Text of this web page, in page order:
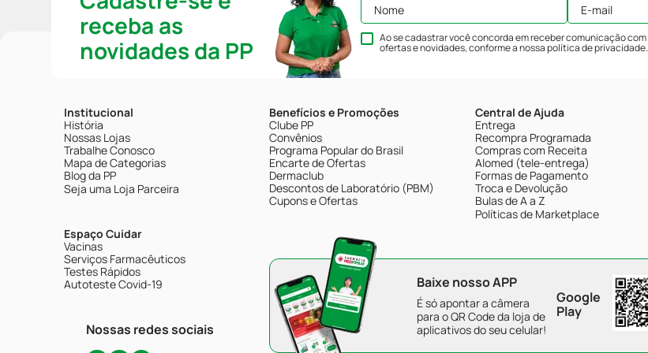
receba as
novidades da PP
Ao se cadastrar você concorda em receber comunicação com
ofertas e novidades, conforme a nossapolítica de privacidade.
Institucional
História
Nossas Lojas
Trabalhe Conosco
Mapa de Categorias
Blog da PP
Seja uma Loja Parceira
Espaço Cuidar
Vacinas
Serviços Farmacêuticos
Testes Rápidos
Autoteste Covid-19
Nossas redes sociais
Benefícios e Promoções
Clube PP
Convênios
Programa Popular do Brasil
Encarte de Ofertas
Dermaclub
Descontos de Laboratório (PBM)
Cupons e Ofertas
Central de Ajuda
Entrega
Recompra Programada
Compras com Receita
Alomed (tele-entrega)
Formas de Pagamento
Troca e Devolução
Bulas de A a Z
Políticas de Marketplace
Baixe nosso APP
É só apontar a câmera
para o QR Code da loja de
aplicativos do seu celular!
Google
Play